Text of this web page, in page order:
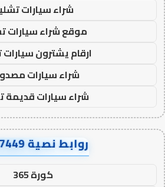
شراء سيارات
موقع شراء سيارات
ارقام يشترون
شراء سيارات
شراء سيارات قديمة
روابط نصية AA67449
كورة 365